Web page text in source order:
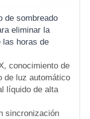
de sombreado
eliminar la
las horas de
conocimiento de
de luz automático
líquido de alta
sincronización